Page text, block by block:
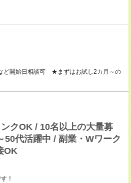
ど開始日相談可 ★まずはお試し2カ月～の
クOK / 10名以上の大量募
50代活躍中 / 副業・Wワーク
OK
！